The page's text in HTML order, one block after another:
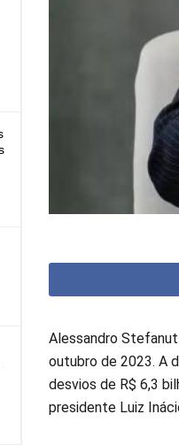
Alessandro
outubro de 2023. A
desvios de R$ 6,3
presidente Luiz